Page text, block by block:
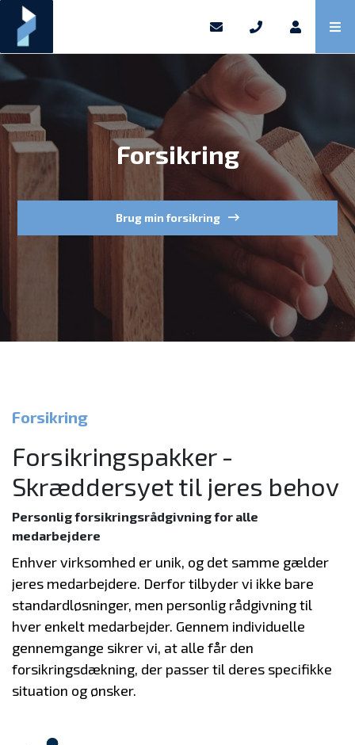
Forsikring
Brug min forsikring
Forsikring
Forsikringspakker -
Skræddersyet til jeres behov
Personlig forsikringsrådgivning for alle
medarbejdere
Enhver virksomhed er unik, og det samme gælder
jeres medarbejdere. Derfor tilbyder vi ikke bare
standardløsninger, men personlig rådgivning til
hver enkelt medarbejder. Gennem individuelle
gennemgange sikrer vi, at alle får den
forsikringsdækning, der passer til deres specifikke
situation og ønsker.